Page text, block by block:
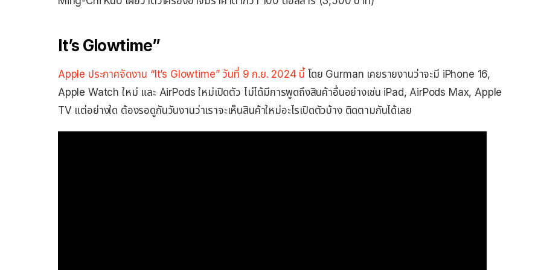
It’s Glowtime”
Apple ประกาศจัดงาน “It’s Glowtime” วันที่ 9 ก.ย. 2024 นี้ โดย Gurman เคยรายงานว่าจะมี iPhone 16,
Apple Watch ใหม่ และ AirPods ใหม่เปิดตัว ไม่ได้มีการพูดถึงสินค้าอื่นอย่างเช่น iPad, AirPods Max, Apple
TV แต่อย่างใด ต้องรอดูกันวันงานว่าเราจะเห็นสินค้าใหม่อะไรเปิดตัวบ้าง ติดตามกันได้เลย